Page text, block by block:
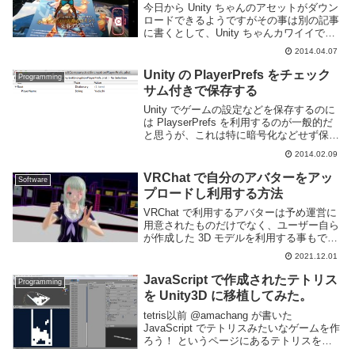
今日から Unity ちゃんのアセットがダウン
ロードできるようですがその事は別の記事
に書くとして、Unity ちゃんカワイイです
ね! というわけで Unity ちゃんと写真が取
れる AR カメラがあります。Unityちゃん
AR - Goog...
2014.04.07
Programming
Unity の PlayerPrefs をチェック
サム付きで保存する
Unity でゲームの設定などを保存するのに
は PlayserPrefs を利用するのが一般的だ
と思うが、これは特に暗号化などせず保存
されているようだ。例えばスタンドアロン
版 Mac であれば, ~/Library/Preferences/...
2014.02.09
Software
VRChat で自分のアバターをアッ
プロードし利用する方法
VRChat で利用するアバターは予め運営に
用意されたものだけでなく、ユーザー自ら
が作成した 3D モデルを利用する事もでき
る。3D モデルは BOOTH 等で販売されて
いるものもあり、3D モデリングできなく
ともカスタマイズしてオリジナル...
2021.12.01
Programming
JavaScript で作成されたテトリス
を Unity3D に移植してみた。
tetris以前 @amachang が書いた
JavaScript でテトリスみたいなゲームを作
ろう！ というページにあるテトリスをそ